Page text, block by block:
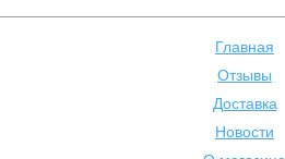
Главная
Отзывы
Доставка
Новости